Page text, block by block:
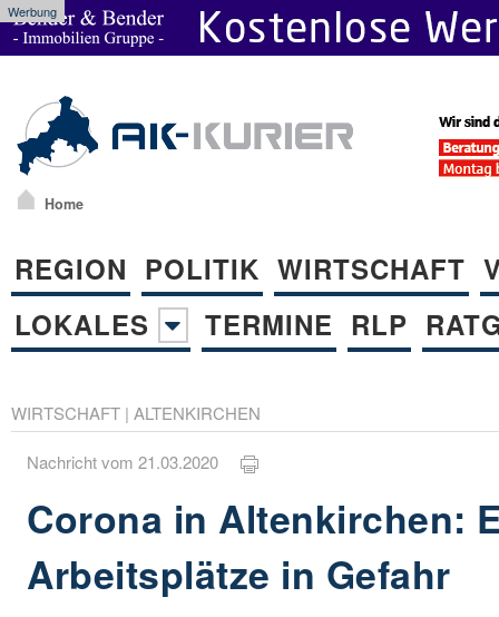
Werbung
Home
REGION POLITIK WIRTSCHAFT
LOKALES
TERMINE RLP
WIRTSCHAFT | ALTENKIRCHEN
Nachricht vom 21.03.2020
Corona in Altenkirchen:
Arbeitsplätze in Gefahr